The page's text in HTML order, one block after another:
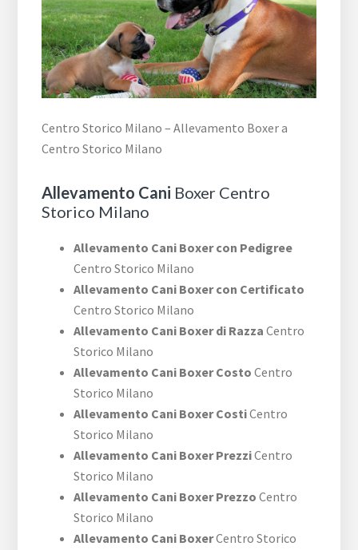
Centro Storico Milano – Allevamento Boxer a
Centro Storico Milano
Allevamento Cani Boxer Centro
Storico Milano
Allevamento Cani Boxer con Pedigree
Centro Storico Milano
Allevamento Cani Boxer con Certificato
Centro Storico Milano
Allevamento Cani Boxer di Razza Centro
Storico Milano
Allevamento Cani Boxer Costo Centro
Storico Milano
Allevamento Cani Boxer CostiCentro
Storico Milano
Allevamento Cani Boxer PrezziCentro
Storico Milano
Allevamento Cani Boxer Prezzo Centro
Storico Milano
Allevamento Cani BoxerCentro Storico